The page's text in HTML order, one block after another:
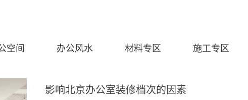
空间 办公风水 材料专区 施工专区
影响北京办公室装修档次的因素